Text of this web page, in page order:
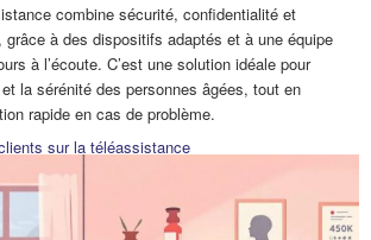
combine sécurité, confidentialité et
grâce à des dispositifs adaptés et à une équipe
à l’écoute. C’est une solution idéale pour
la sérénité des personnes âgées, tout en
rapide en cas de problème.
sur la téléassistance